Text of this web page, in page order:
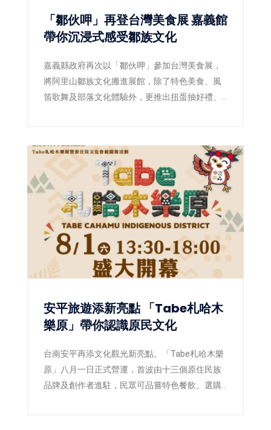
「鄒伙呷」再登台灣美食展 嘉義館
帶你沉浸式感受鄒族文化
嘉義縣政府再次以「鄒伙呷」參加台灣美食展，
將阿里山鄒族文化搬進展館，除了特色美食、風
笛歌舞及部落文化體驗外，更推出扭蛋抽好禮、
安平旅遊添新亮點 「Tabe札哈木
樂原」帶你認識原民文化
台南安平再添文化觀光新亮點。「Tabe札哈木樂
原」八月一日正式營運，首波由十三個原住民族
品牌及創作者進駐，民眾可品嘗特色餐飲、選購